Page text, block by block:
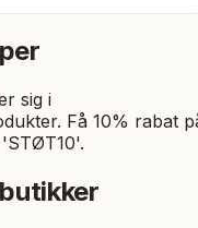
sig i
Få 10% rabat